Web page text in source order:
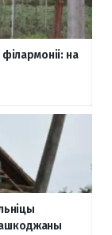
на